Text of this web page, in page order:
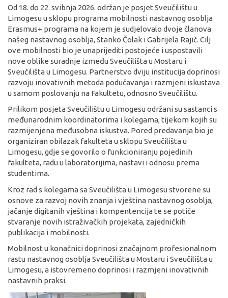
Od 18. do 22. svibnja 2026. održan je posjet Sveučilištu u
Limogesu u sklopu programa mobilnosti nastavnog osoblja
Erasmus+ programa na kojem je sudjelovalo dvoje članova
našeg nastavnog osoblja, Stanko Čolak i Gabrijela Rajič. Cilj
ove mobilnosti bio je unaprijediti postojeće i uspostavili
nove oblike suradnje između Sveučilišta u Mostaru i
Sveučilišta u Limogesu. Partnerstvo dviju institucija doprinosi
razvoju inovativnih metoda podučavanja i razmjeni iskustava
u samom poslovanju na Fakultetu, odnosno Sveučilištu.
Prilikom posjeta Sveučilištu u Limogesu održani su sastanci s
međunarodnim koordinatorima i kolegama, tijekom kojih su
razmijenjena međusobna iskustva. Pored predavanja bio je
organiziran obilazak fakulteta u sklopu Sveučilišta u
Limogesu, gdje se govorilo o funkcioniranju pojedinih
fakulteta, radu u laboratorijima, nastavi i odnosu prema
studentima.
Kroz rad s kolegama sa Sveučilišta u Limogesu stvorene su
osnove za razvoj novih znanja i vještina nastavnog osoblja,
jačanje digitanih vještina i kompentencija te se potiče
stvaranje novih istraživačkih projekata, zajedničkih
publikacija i mobilnosti.
Mobilnost u konačnici doprinosi značajnom profesionalnom
rastu nastavnog osoblja Sveučilišta u Mostaru i Sveučilišta u
Limogesu, a istovremeno doprinosi i razmjeni inovativnih
nastavnih praksi.